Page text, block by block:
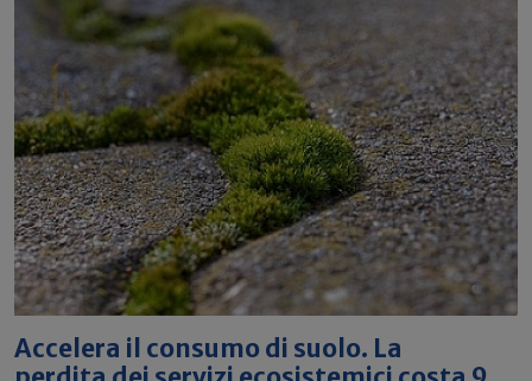
Accelera il consumo di suolo. La